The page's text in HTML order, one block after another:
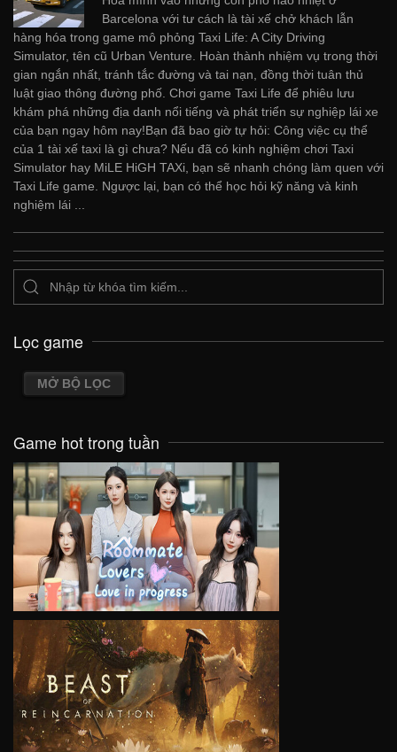
Barcelona với tư cách là tài xế chở khách lẫn
hàng hóa trong game mô phỏng Taxi Life: A City Driving
Simulator, tên cũ Urban Venture. Hoàn thành nhiệm vụ trong thời
gian ngắn nhất, tránh tắc đường và tai nạn, đồng thời tuân thủ
luật giao thông đường phố. Chơi game Taxi Life để phiêu lưu
khám phá những địa danh nổi tiếng và phát triển sự nghiệp lái xe
của bạn ngay hôm nay!Bạn đã bao giờ tự hỏi: Công việc cụ thể
của 1 tài xế taxi là gì chưa? Nếu đã có kinh nghiệm chơi Taxi
Simulator hay MiLE HiGH TAXi, bạn sẽ nhanh chóng làm quen với
Taxi Life game. Ngược lại, bạn có thể học hỏi kỹ năng và kinh
nghiệm lái ...
Lọc game
MỞ BỘ LỌC
Game hot trong tuần
VIEW
VIEW